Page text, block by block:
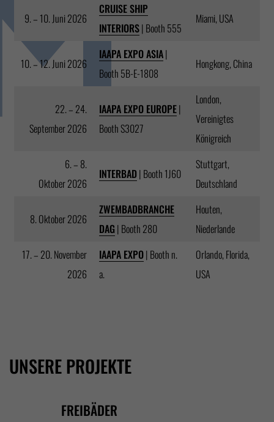
9. – 10. Juni 2026
CRUISE SHIP
INTERIORS| Booth 555
Miami, USA
10. – 12. Juni 2026
IAAPA EXPO ASIA|
Booth 5B-E-1808
Hongkong, China
22. – 24.
September 2026
IAAPA EXPO EUROPE|
Booth S3027
London,
Vereinigtes
Königreich
6. – 8.
Oktober 2026
INTERBAD| Booth 1J60
Stuttgart,
Deutschland
8. Oktober 2026
ZWEMBADBRANCHE
DAG | Booth 280
Houten,
Niederlande
17. – 20. November
2026
IAAPA EXPO| Booth n.
a.
Orlando, Florida,
USA
UNSERE PROJEKTE
FREIBÄDER